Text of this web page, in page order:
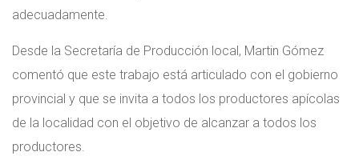
adecuadamente.
Desde la Secretaría de Producción local, Martin Gómez
comentó que este trabajo está articulado con el gobierno
provincial y que se invita a todos los productores apícolas
de la localidad con el objetivo de alcanzar a todos los
productores.